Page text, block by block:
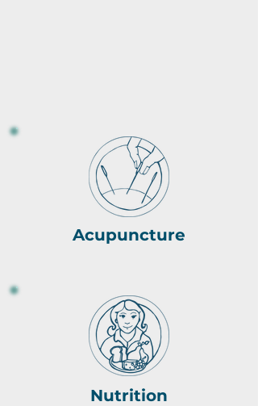
Acupuncture
Nutrition